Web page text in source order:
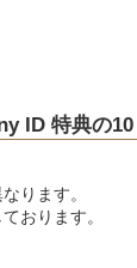
ID 特典の
ります。
おります。